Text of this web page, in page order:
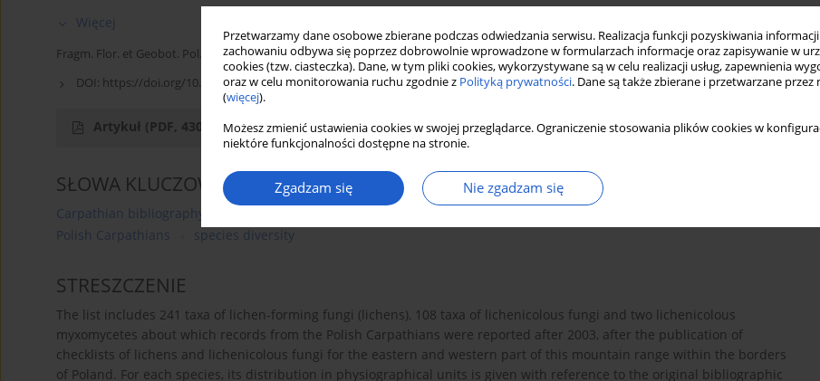
Przetwarzamy dane osobowe zbierane podczas odwiedzania serwisu. Realizacja funkcji pozyskiwania
zachowaniu odbywa się poprzez dobrowolnie wprowadzone w formularzach informacje oraz zapisywanie w
cookies (tzw. ciasteczka). Dane, w tym pliki cookies, wykorzystywane są w celu realizacji usług, zapewnienia
oraz w celu monitorowania ruchu zgodnie z Polityką prywatności. Dane są także zbierane i przetwarzane przez
(więcej).
Możesz zmienić ustawienia cookies w swojej przeglądarce. Ograniczenie stosowania plików cookies w
niektóre funkcjonalności dostępne na stronie.
Zgadzam się Nie zgadzam się
Więcej
Fragm. Flor. et Geobot. Pol. 2020; XXVII(2): 323-357
DOI: https://doi.org/10.35535/ffgp-2020-0019
Artykuł (PDF, 430.03 kB)
SŁOWA KLUCZOWE
Carpathian bibliography
Polish Carpathians
species diversity
STRESZCZENIE
The list includes 241 taxa of lichen-forming fungi (lichens), 108 taxa of lichenicolous fungi and two lichenicolous
myxomycetes about which records from the Polish Carpathians were reported after 2003, after the publication of
checklists of lichens and lichenicolous fungi for the eastern and western part of this mountain range within the borders
of Poland. For each species, its distribution in physiographical units is given with reference to the original bibliographic